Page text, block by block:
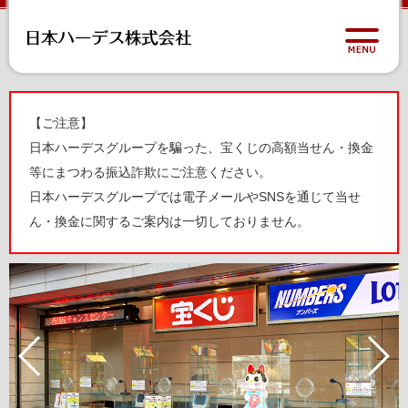
【ご注意】
日本ハーデスグループを騙った、宝くじの高額当せん・換金
等にまつわる振込詐欺にご注意ください。
日本ハーデスグループでは電子メールやSNSを通じて当せ
ん・換金に関するご案内は一切しておりません。